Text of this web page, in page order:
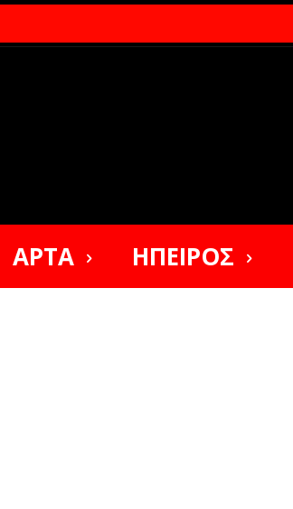
ΑΡΤΑ ΗΠΕΙΡΟΣ